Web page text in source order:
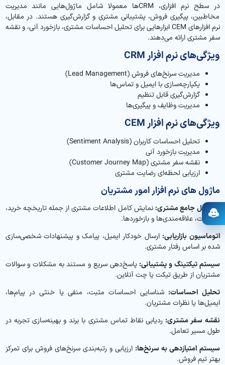
در سطح نرم افزاری، CRM‌ها معمولا شامل ماژول‌هایی مانند مدیریت
مخاطبین، پیگیری فروش، پشتیبانی مشتری و گزارش‌گیری هستند. در مقابل،
نرم افزارهای CEM ابزارهایی برای تحلیل احساسات مشتری، بازخورد آنی، و نقشه
سفر مشتری ارائه می‌دهند.
ویژگی‌های نرم افزار CRM
مدیریت سرنخ‌های فروش (Lead Management)
یکپارچه‌سازی با ایمیل و تماس‌ها
گزارش‌گیری قابل تنظیم
مدیریت وظایف و پیگیری‌ها
ویژگی‌های نرم افزار CEM
تحلیل احساسات کاربران (Sentiment Analysis)
مدیریت بازخورد آنی
نقشه سفر مشتری (Customer Journey Map)
ارزیابی لحظه‌ای رضایت مشتری
ماژول های نرم افزار امور مشتریان
پروفایل جامع مشتری: نمایش کامل اطلاعات مشتری از جمله تاریخچه خرید،
تعاملات، علاقه‌مندی‌ها و بازخوردها.
اتوماسیون بازاریابی: ارسال خودکار ایمیل، پیامک و پیشنهادات شخصی‌سازی
شده بر اساس رفتار مشتری.
سیستم تیکتینگ و پشتیبانی: پاسخ‌دهی سریع و مستند به مشکلات و سوالات
مشتریان از طریق تیکت یا چت آنلاین.
تحلیل احساسات: شناسایی احساسات مثبت، منفی یا خنثی در پیام‌ها،
ایمیل‌ها یا نظرات مشتریان.
نقشه سفر مشتری: ردیابی نقاط تماس مشتری با برند و بهینه‌سازی تجربه در
طول مسیر تعامل.
سیستم امتیازدهی به سرنخ‌ها: ارزیابی و رتبه‌بندی سرنخ‌های فروش برای تمرکز
بهتر تیم فروش.
باز کردن دستیار